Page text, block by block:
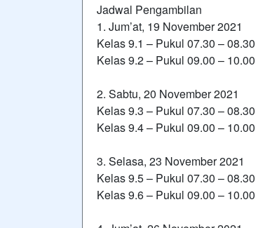
Jadwal Pengambilan
1. Jum’at, 19 November 2021
Kelas 9.1 – Pukul 07.30 – 08.30
Kelas 9.2 – Pukul 09.00 – 10.00
2. Sabtu, 20 November 2021
Kelas 9.3 – Pukul 07.30 – 08.30
Kelas 9.4 – Pukul 09.00 – 10.00
3. Selasa, 23 November 2021
Kelas 9.5 – Pukul 07.30 – 08.30
Kelas 9.6 – Pukul 09.00 – 10.00